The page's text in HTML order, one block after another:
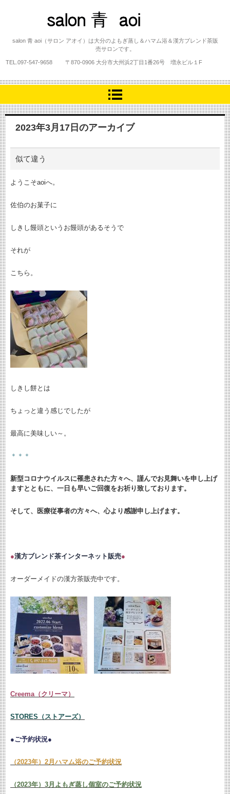
salon 青 aoi
salon 青 aoi（サロン アオイ）は大分のよもぎ蒸し＆ハマム浴＆漢方ブレンド茶販
売サロンです。
TEL. 097-547-9658 〒870-0906 大分市大州浜2丁目1番26号 増永ビル１F
2023年3月17日 のアーカイブ
似て違う
ようこそaoiへ。
佐伯のお菓子に
しきし饅頭というお饅頭があるそうで
それが
こちら。
しきし餅とは
ちょっと違う感じでしたが
最高に美味しい～。
＊＊＊
新型コロナウイルスに罹患された方々へ、謹んでお見舞いを申し上げ
ますとともに、 一日も早いご回復をお祈り致しております。
そして、医療従事者の方々へ、心より感謝申し上げます。
●漢方ブレンド茶インターネット販売●
オーダーメイドの漢方茶販売中です。
Creema（クリーマ）
STORES（ストアーズ）
●ご予約状況●
（2023年）2月ハマム浴のご予約状況
（2023年）3月よもぎ蒸し個室のご予約状況